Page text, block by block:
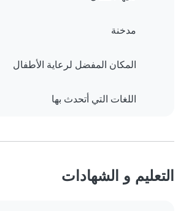
مدخنة
المكان المفضل لرعاية الأطفال
اللغات التي أتحدث بها
التعليم و الشهادات